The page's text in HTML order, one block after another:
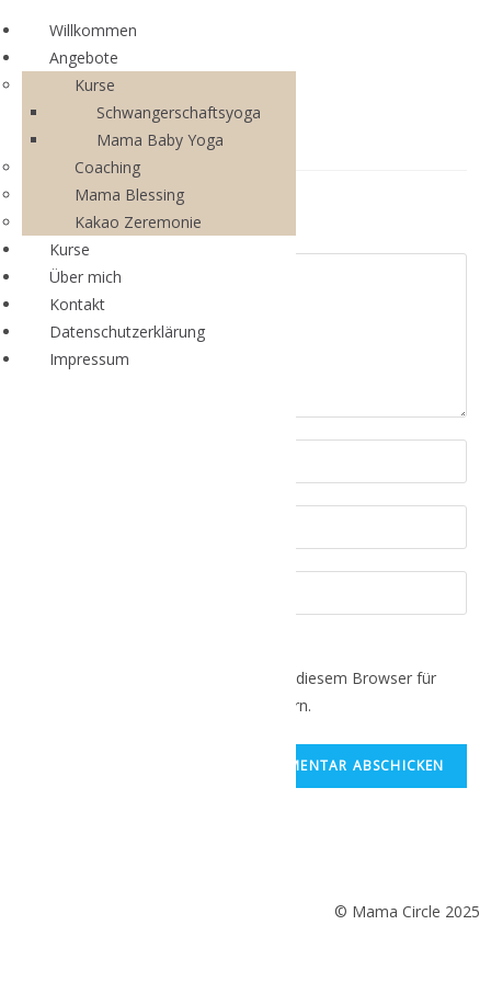
Schreibe einen Kommentar
Name, E-Mail-Adresse und Website in diesem Browser für
meinen nächsten Kommentar speichern.
© Mama Circle 2025
Willkommen
Angebote
Kurse
Schwangerschaftsyoga
Mama Baby Yoga
Coaching
Mama Blessing
Kakao Zeremonie
Kurse
Über mich
Kontakt
Datenschutzerklärung
Impressum